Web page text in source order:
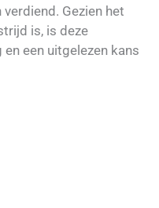
Gezien het
is, is deze
een uitgelezen kans